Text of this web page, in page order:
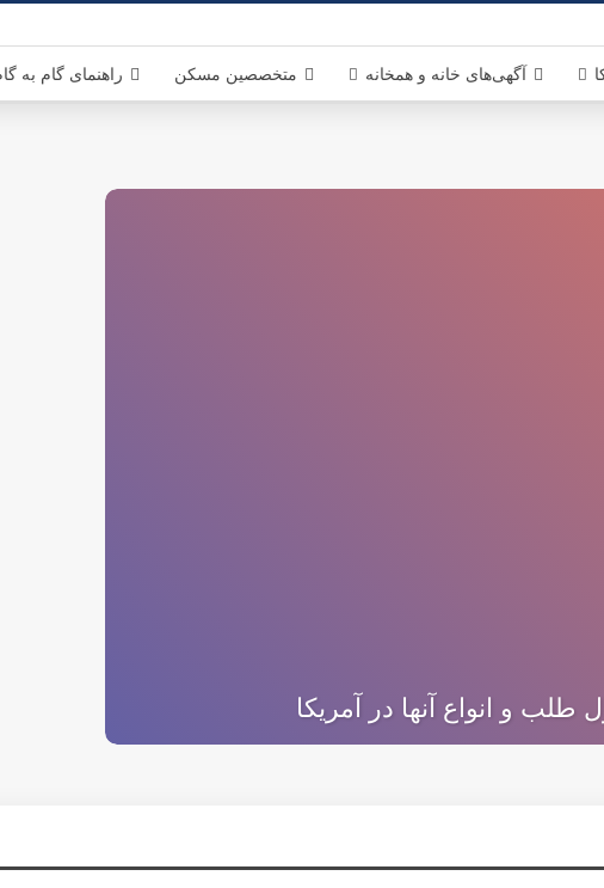
آگهی‌های خانه و همخانه متخصصین مسکن راهنمای گام به
و انواع آنها در آمریکا